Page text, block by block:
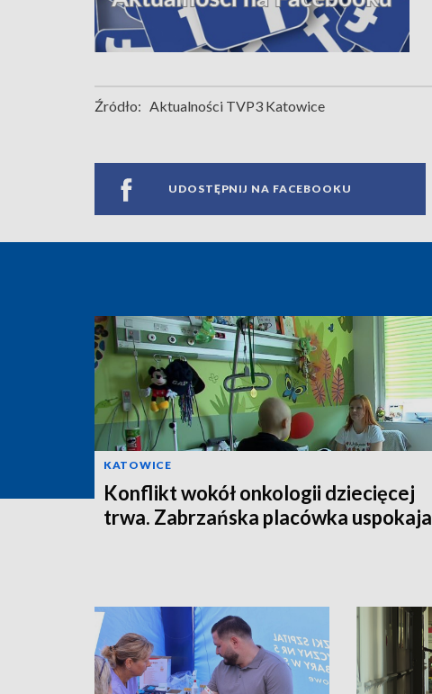
Źródło: Aktualności TVP3 Katowice
UDOSTĘPNIJ NA FACEBOOKU
KATOWICE
Konflikt wokół onkologii dziecięcej
trwa. Zabrzańska placówka uspokaja